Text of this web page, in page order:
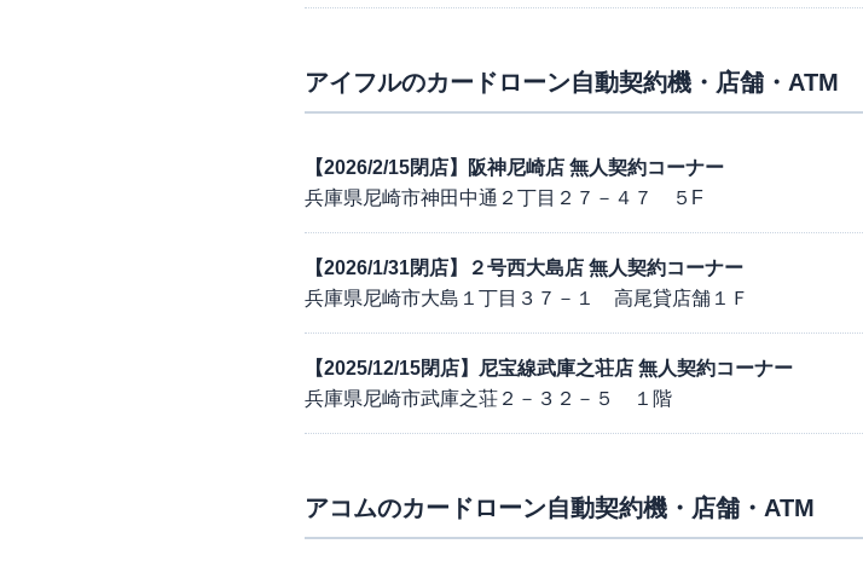
アイフルのカードローン自動契約機・店舗・ATM
【2026/2/15閉店】阪神尼崎店 無人契約コーナー
兵庫県尼崎市神田中通２丁目２７－４７ ５F
【2026/1/31閉店】２号西大島店 無人契約コーナー
兵庫県尼崎市大島１丁目３７－１ 高尾貸店舗１Ｆ
【2025/12/15閉店】尼宝線武庫之荘店 無人契約コーナー
兵庫県尼崎市武庫之荘２－３２－５ １階
アコムのカードローン自動契約機・店舗・ATM